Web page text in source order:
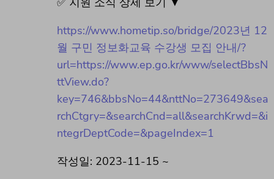
https://www.hometip.so/bridge/2023년 12
월 구민 정보화교육 수강생 모집 안내/?
url=https://www.ep.go.kr/www/selectBbsN
ttView.do?
key=746&bbsNo=44&nttNo=273649&sea
rchCtgry=&searchCnd=all&searchKrwd=&i
ntegrDeptCode=&pageIndex=1
작성일: 2023-11-15 ~